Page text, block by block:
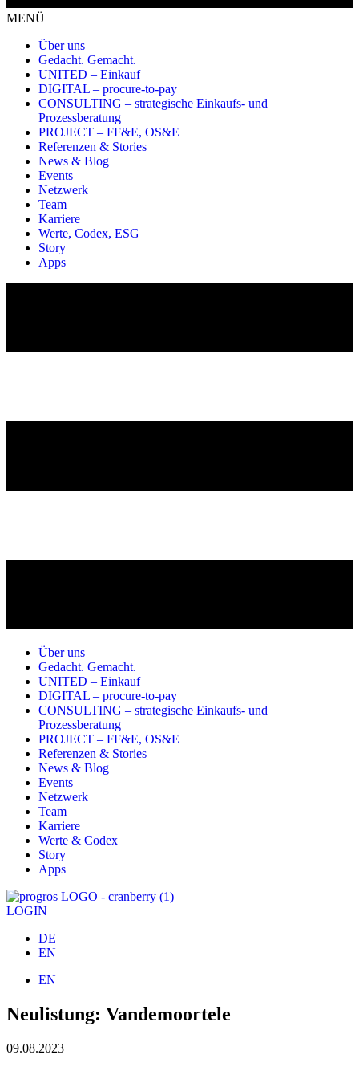
MENÜ
Über uns
Gedacht. Gemacht.
UNITED – Einkauf
DIGITAL – procure-to-pay
CONSULTING – strategische Einkaufs- und
Prozessberatung
PROJECT – FF&E, OS&E
Referenzen & Stories
News & Blog
Events
Netzwerk
Team
Karriere
Werte, Codex, ESG
Story
Apps
Über uns
Gedacht. Gemacht.
UNITED – Einkauf
DIGITAL – procure-to-pay
CONSULTING – strategische Einkaufs- und
Prozessberatung
PROJECT – FF&E, OS&E
Referenzen & Stories
News & Blog
Events
Netzwerk
Team
Karriere
Werte & Codex
Story
Apps
LOGIN
DE
EN
EN
Neulistung: Vandemoortele
09.08.2023